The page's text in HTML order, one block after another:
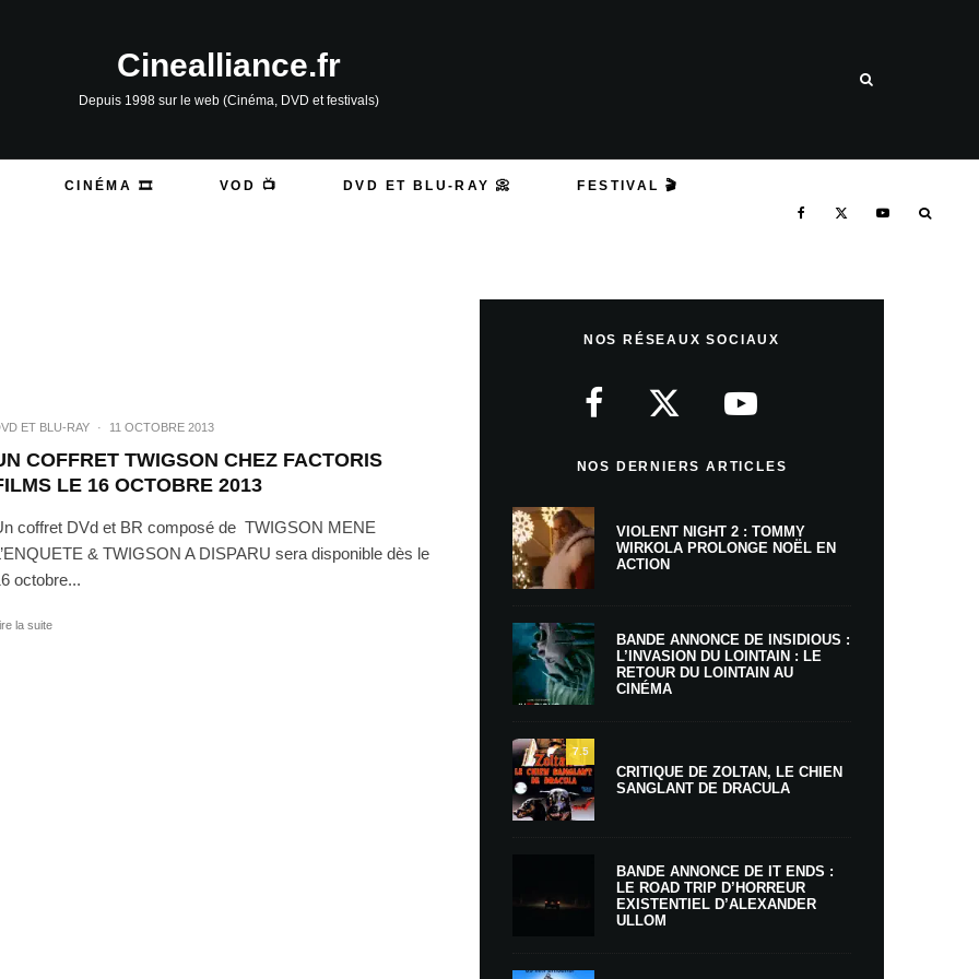
Cinealliance.fr
Depuis 1998 sur le web (Cinéma, DVD et festivals)
CINÉMA 🎞️ VOD 📺 DVD ET BLU-RAY 📀 FESTIVAL 🎬
ET BLU-RAY · 11 OCTOBRE 2013
COFFRET TWIGSON CHEZ FACTORIS
LE 16 OCTOBRE 2013
coffret DVd et BR composé de TWIGSON MENE
& TWIGSON A DISPARU sera disponible dès le
octobre...
la suite
NOS RÉSEAUX SOCIAUX
NOS DERNIERS ARTICLES
VIOLENT NIGHT 2 : TOMMY
WIRKOLA PROLONGE NOËL EN
ACTION
BANDE ANNONCE DE INSIDIOUS :
L’INVASION DU LOINTAIN : LE
RETOUR DU LOINTAIN AU
CINÉMA
7.5
CRITIQUE DE ZOLTAN, LE CHIEN
SANGLANT DE DRACULA
BANDE ANNONCE DE IT ENDS :
LE ROAD TRIP D’HORREUR
EXISTENTIEL D’ALEXANDER
ULLOM